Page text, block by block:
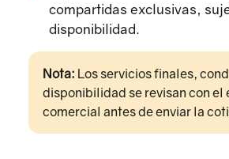
compartidas exclusivas,
disponibilidad.
Nota: Los servicios finales,
disponibilidad se revisan con el
comercial antes de enviar la